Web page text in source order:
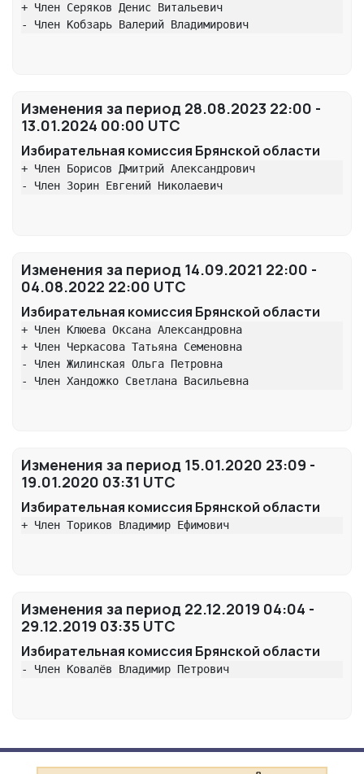
+ Член Серяков Денис Витальевич
- Член Кобзарь Валерий Владимирович
Изменения за период 28.08.2023 22:00 -
13.01.2024 00:00 UTC
Избирательная комиссия Брянской области
+ Член Борисов Дмитрий Александрович
- Член Зорин Евгений Николаевич
Изменения за период 14.09.2021 22:00 -
04.08.2022 22:00 UTC
Избирательная комиссия Брянской области
+ Член Клюева Оксана Александровна
+ Член Черкасова Татьяна Семеновна
- Член Жилинская Ольга Петровна
- Член Хандожко Светлана Васильевна
Изменения за период 15.01.2020 23:09 -
19.01.2020 03:31 UTC
Избирательная комиссия Брянской области
+ Член Ториков Владимир Ефимович
Изменения за период 22.12.2019 04:04 -
29.12.2019 03:35 UTC
Избирательная комиссия Брянской области
- Член Ковалёв Владимир Петрович